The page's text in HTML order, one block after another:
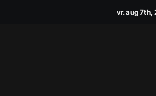
vr. aug 7th,